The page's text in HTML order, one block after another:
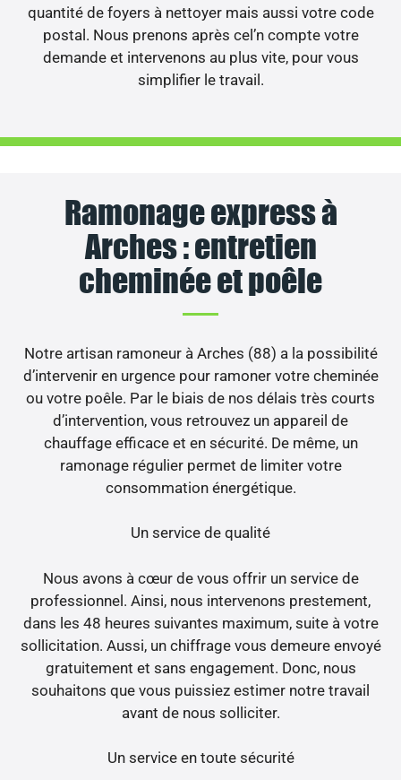
quantité de foyers à nettoyer mais aussi votre code
postal. Nous prenons après cel’n compte votre
demande et intervenons au plus vite, pour vous
simplifier le travail.
Ramonage express à
Arches : entretien
cheminée et poêle
Notre artisan ramoneur à Arches (88) a la possibilité
d’intervenir en urgence pour ramoner votre cheminée
ou votre poêle. Par le biais de nos délais très courts
d’intervention, vous retrouvez un appareil de
chauffage efficace et en sécurité. De même, un
ramonage régulier permet de limiter votre
consommation énergétique.
Un service de qualité
Nous avons à cœur de vous offrir un service de
professionnel. Ainsi, nous intervenons prestement,
dans les 48 heures suivantes maximum, suite à votre
sollicitation. Aussi, un chiffrage vous demeure envoyé
gratuitement et sans engagement. Donc, nous
souhaitons que vous puissiez estimer notre travail
avant de nous solliciter.
Un service en toute sécurité